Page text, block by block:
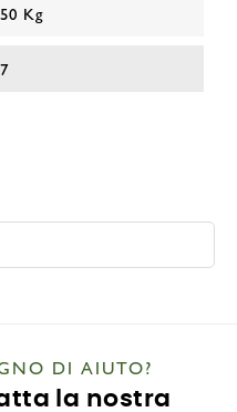
50 Kg
7
DI AIUTO?
la nostra